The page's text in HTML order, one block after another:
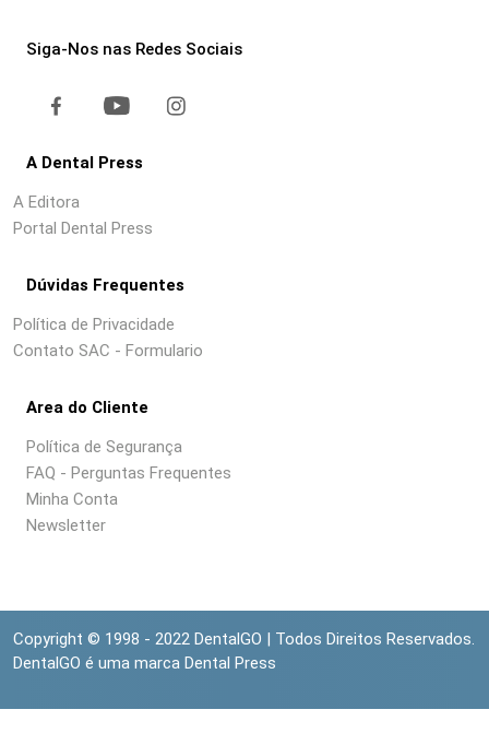
Siga-Nos nas Redes Sociais
A Dental Press
A Editora
Portal Dental Press
Dúvidas Frequentes
Política de Privacidade
Contato SAC - Formulario
Area do Cliente
Política de Segurança
FAQ - Perguntas Frequentes
Minha Conta
Newsletter
Copyright © 1998 - 2022 DentalGO | Todos Direitos Reservados.
DentalGO é uma marca Dental Press